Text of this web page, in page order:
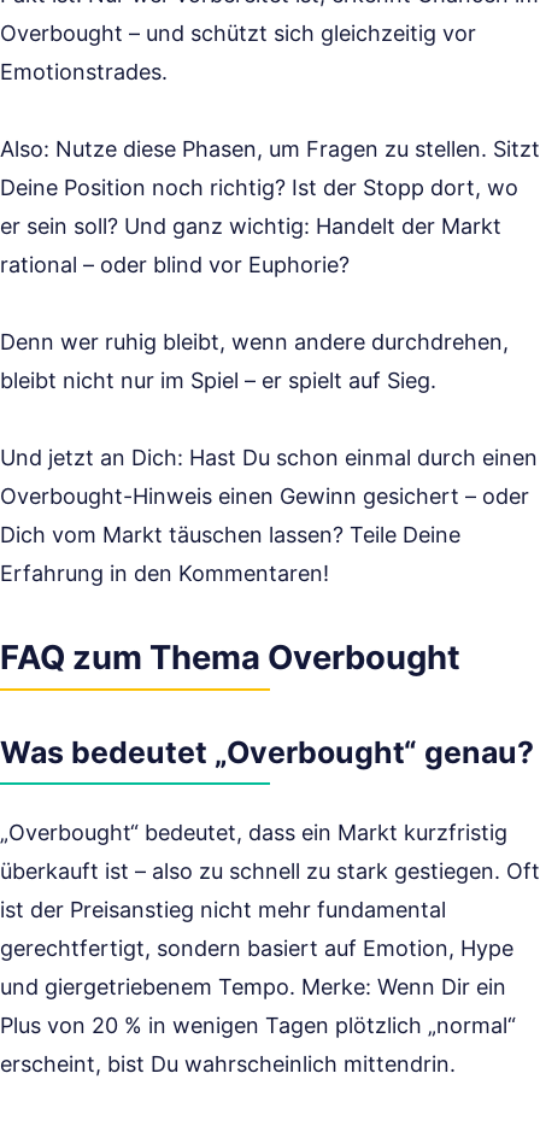
Overbought – und schützt sich gleichzeitig vor
Emotionstrades.
Also: Nutze diese Phasen, um Fragen zu stellen. Sitzt
Deine Position noch richtig? Ist der Stopp dort, wo
er sein soll? Und ganz wichtig: Handelt der Markt
rational – oder blind vor Euphorie?
Denn wer ruhig bleibt, wenn andere durchdrehen,
bleibt nicht nur im Spiel – er spielt auf Sieg.
Und jetzt an Dich: Hast Du schon einmal durch einen
Overbought-Hinweis einen Gewinn gesichert – oder
Dich vom Markt täuschen lassen? Teile Deine
Erfahrung in den Kommentaren!
FAQ zum Thema Overbought
Was bedeutet „Overbought“ genau?
„Overbought“ bedeutet, dass ein Markt kurzfristig
überkauft ist – also zu schnell zu stark gestiegen. Oft
ist der Preisanstieg nicht mehr fundamental
gerechtfertigt, sondern basiert auf Emotion, Hype
und giergetriebenem Tempo. Merke: Wenn Dir ein
Plus von 20 % in wenigen Tagen plötzlich „normal“
erscheint, bist Du wahrscheinlich mittendrin.